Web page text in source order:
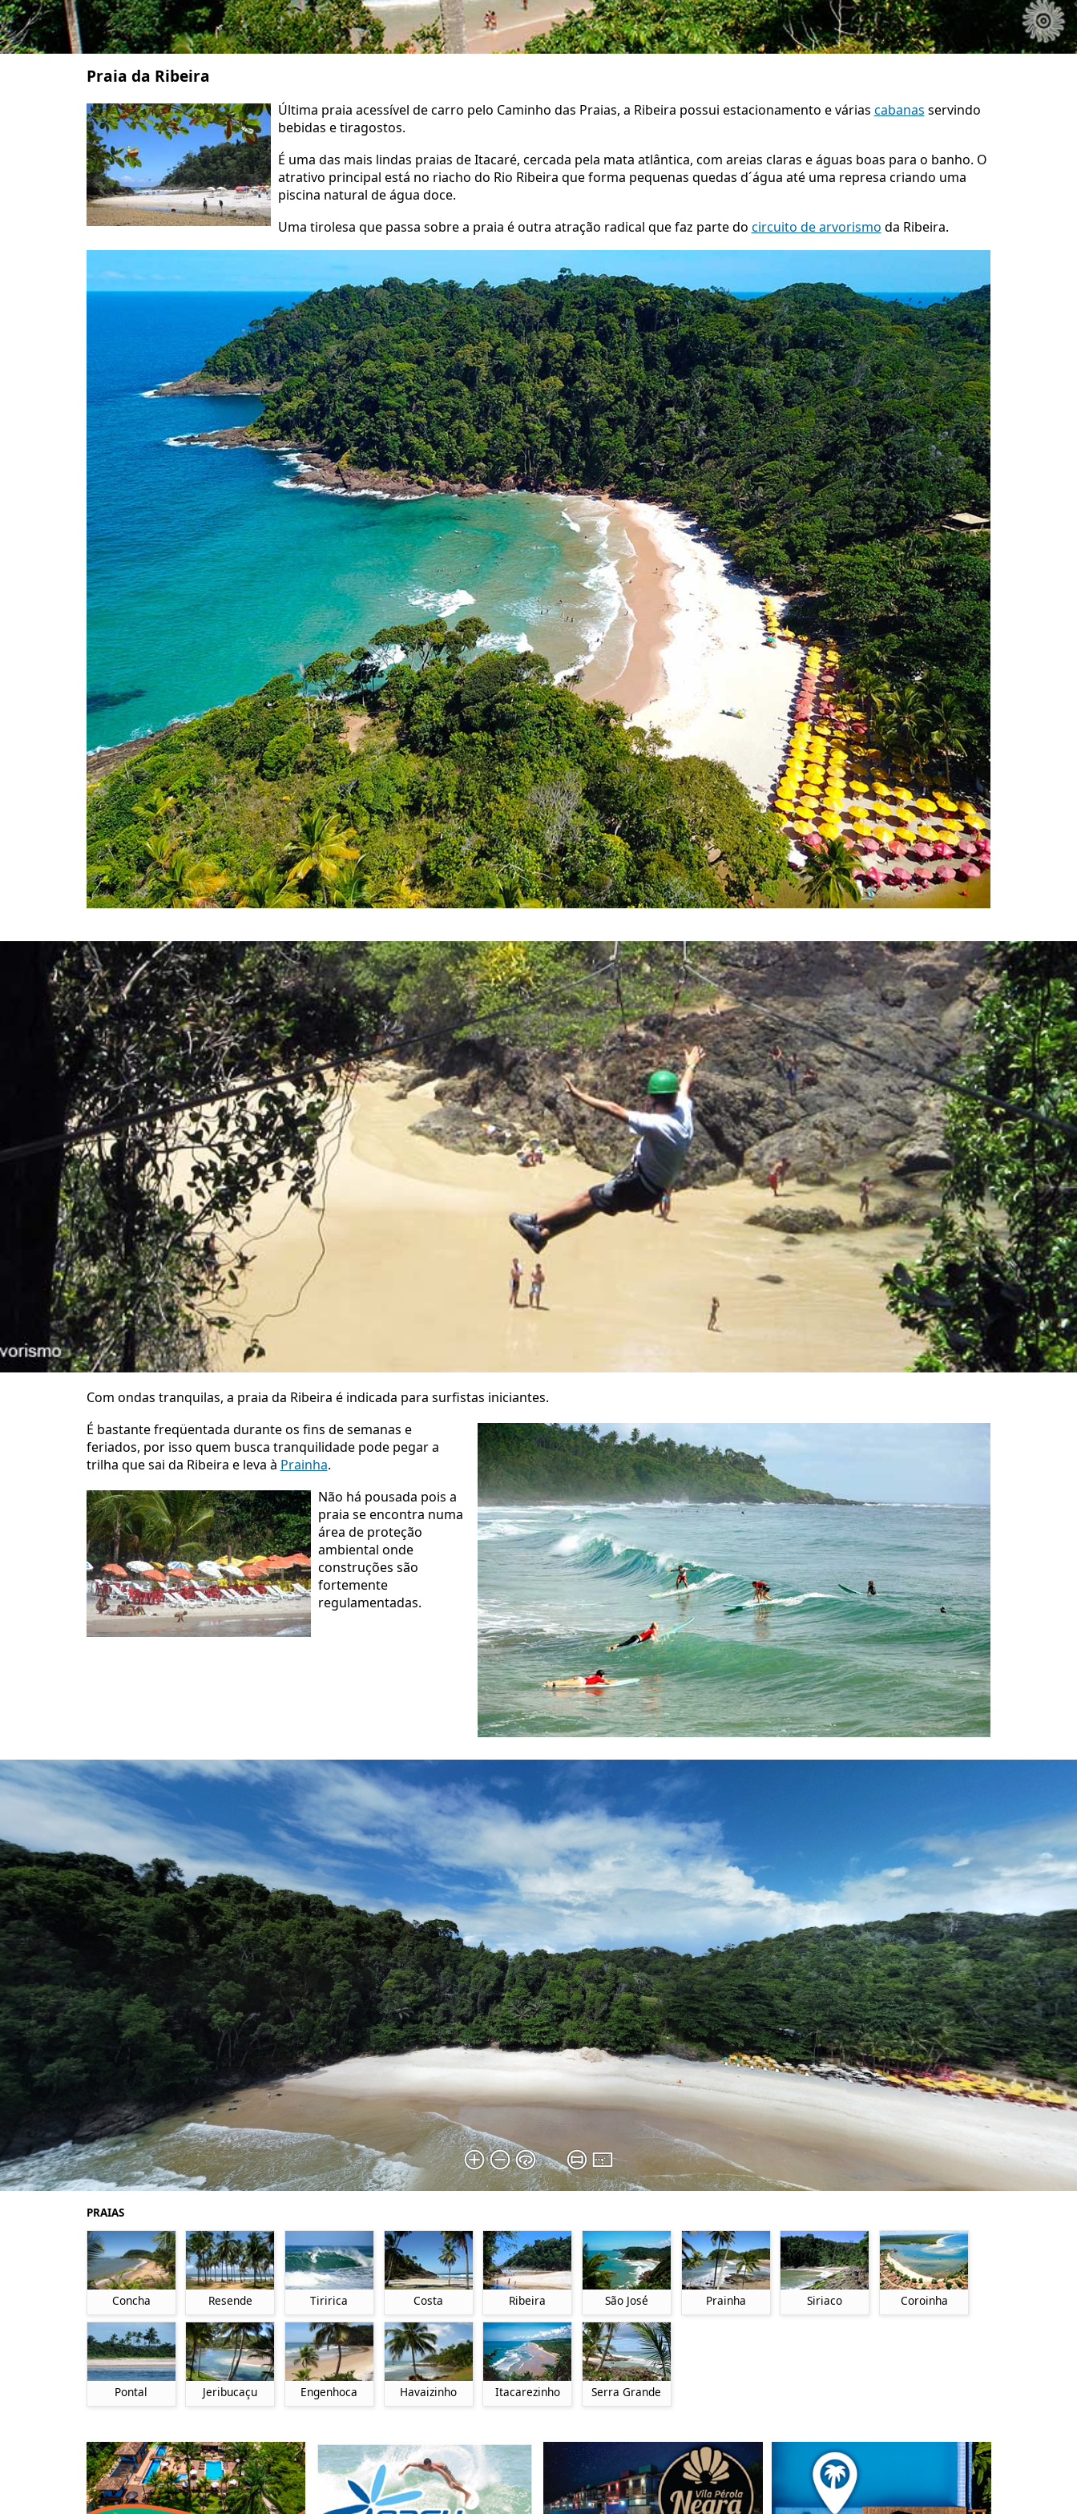
Praia da Ribeira
Última praia acessível de carro pelo Caminho das Praias, a Ribeira possui estacionamento e várias cabanas servindo
bebidas e tiragostos.
É uma das mais lindas praias de Itacaré, cercada pela mata atlântica, com areias claras e águas boas para o banho. O
atrativo principal está no riacho do Rio Ribeira que forma pequenas quedas d´água até uma represa criando uma
piscina natural de água doce.
Uma tirolesa que passa sobre a praia é outra atração radical que faz parte do circuito de arvorismo da Ribeira.
Com ondas tranquilas, a praia da Ribeira é indicada para surfistas iniciantes.
É bastante freqüentada durante os fins de semanas e
feriados, por isso quem busca tranquilidade pode pegar a
trilha que sai da Ribeira e leva à Prainha.
Não há pousada pois a
praia se encontra numa
área de proteção
ambiental onde
construções são
fortemente
regulamentadas.
PRAIAS
Concha Resende Tiririca Costa Ribeira São José Prainha Siriaco Coroinha
Pontal Jeribucaçu Engenhoca Havaizinho Itacarezinho Serra Grande